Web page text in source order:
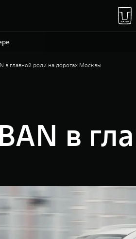
в главной роли на дорогах Москвы
в